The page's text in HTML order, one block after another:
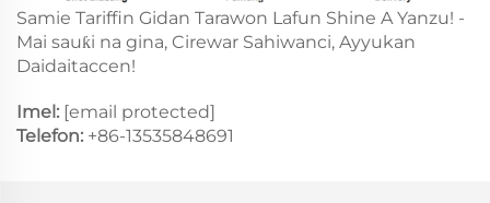
Samie Tariffin Gidan Tarawon Lafun Shine A Yanzu! -
Mai sauƙi na gina, Cirewar Sahiwanci, Ayyukan
Daidaitaccen!
Imel: [email protected]
Telefon: +86-13535848691